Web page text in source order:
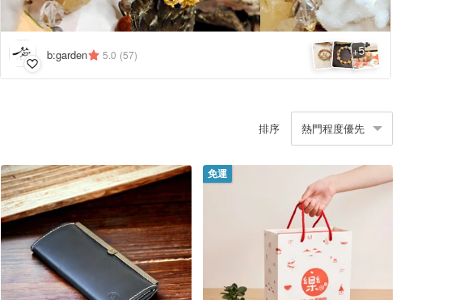
b:garden 5.0 (57) +5
排序 熱門程度優先
免運